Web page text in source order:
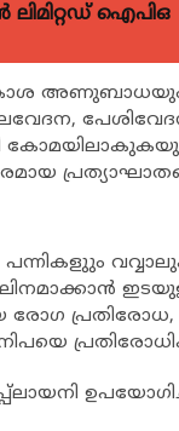
ഐപിഒ
അണുബാധയും
രോഗ